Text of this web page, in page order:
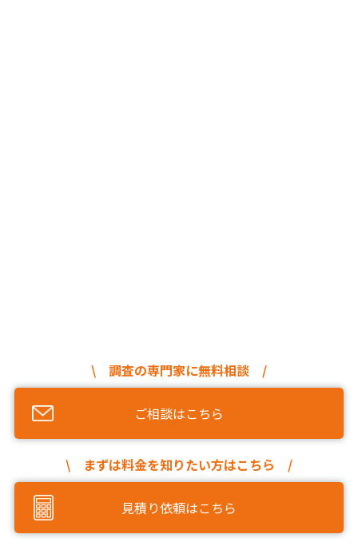
\ 調査の専門家に無料相談 /
ご相談はこちら
\ まずは料金を知りたい方はこちら /
見積り依頼はこちら